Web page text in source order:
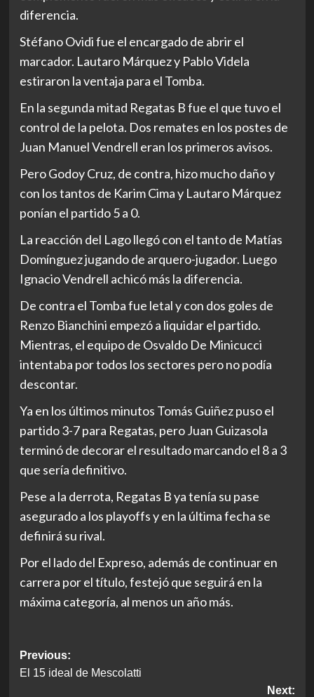
diferencia.
Stéfano Ovidi fue el encargado de abrir el
marcador. Lautaro Márquez y Pablo Videla
estiraron la ventaja para el Tomba.
En la segunda mitad Regatas B fue el que tuvo el
control de la pelota. Dos remates en los postes de
Juan Manuel Vendrell eran los primeros avisos.
Pero Godoy Cruz, de contra, hizo mucho daño y
con los tantos de Karim Cima y Lautaro Márquez
ponían el partido 5 a 0.
La reacción del Lago llegó con el tanto de Matías
Domínguez jugando de arquero-jugador. Luego
Ignacio Vendrell achicó más la diferencia.
De contra el Tomba fue letal y con dos goles de
Renzo Bianchini empezó a liquidar el partido.
Mientras, el equipo de Osvaldo De Minicucci
intentaba por todos los sectores pero no podía
descontar.
Ya en los últimos minutos Tomás Guiñez puso el
partido 3-7 para Regatas, pero Juan Guizasola
terminó de decorar el resultado marcando el 8 a 3
que sería definitivo.
Pese a la derrota, Regatas B ya tenía su pase
asegurado a los playoffs y en la última fecha se
definirá su rival.
Por el lado del Expreso, además de continuar en
carrera por el título, festejó que seguirá en la
máxima categoría, al menos un año más.
Post
navigation
Previous:
El 15 ideal de Mescolatti
Next: